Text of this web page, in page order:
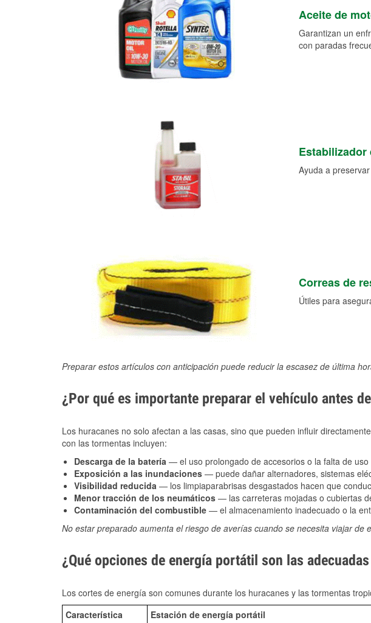
Aceite de
Garantizan un
con paradas
Ayuda a
Correas de
Útiles para
Preparar estos artículos con anticipación puede reducir la escasez de última
¿Por qué es importante preparar el vehículo antes
Los huracanes no solo afectan a las casas, sino que pueden influir
con las tormentas incluyen:
Descarga de la batería — el uso prolongado de accesorios o la falta de
Exposición a las inundaciones — puede dañar alternadores, sistemas
Visibilidad reducida — los limpiaparabrisas desgastados hacen que
Menor tracción de los neumáticos — las carreteras mojadas o cubiertas
Contaminación del combustible — el almacenamiento inadecuado o la
No estar preparado aumenta el riesgo de averías cuando se necesita viajar de
¿Qué opciones de energía portátil son las
Los cortes de energía son comunes durante los huracanes y las tormentas
Característica
Estación de energía portátil